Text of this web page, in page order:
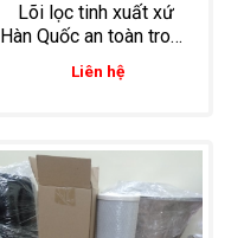
Lõi lọc tinh xuất xứ
Hàn Quốc an toàn trong
lọc thực phẩm, lọc
rượu, lọc bia
Liên hệ